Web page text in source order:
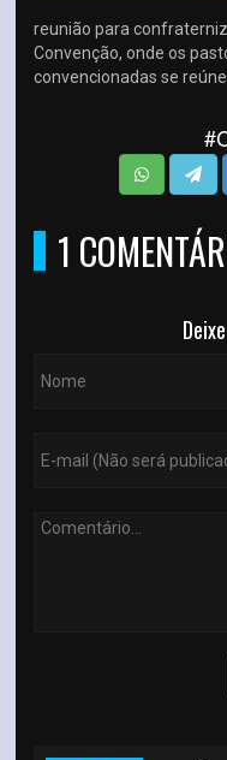
reunião para
Convenção, onde os
convencionadas se
1